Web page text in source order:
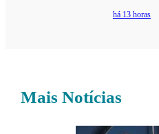
há 13 horas
Mais Notícias